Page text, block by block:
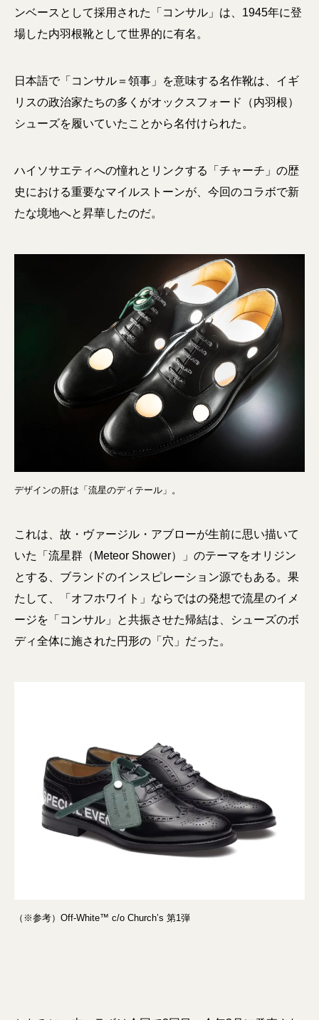
ンベースとして採用された「コンサル」は、1945年に登
場した内羽根靴として世界的に有名。
日本語で「コンサル＝領事」を意味する名作靴は、イギ
リスの政治家たちの多くがオックスフォード（内羽根）
シューズを履いていたことから名付けられた。
ハイソサエティへの憧れとリンクする「チャーチ」の歴
史における重要なマイルストーンが、今回のコラボで新
たな境地へと昇華したのだ。
デザインの肝は「流星のディテール」。
これは、故・ヴァージル・アブローが生前に思い描いて
いた「流星群（Meteor Shower）」のテーマをオリジン
とする、ブランドのインスピレーション源でもある。果
たして、「オフホワイト」ならではの発想で流星のイメ
ージを「コンサル」と共振させた帰結は、シューズのボ
ディ全体に施された円形の「穴」だった。
（※参考）Off-White™ c/o Church’s 第1弾